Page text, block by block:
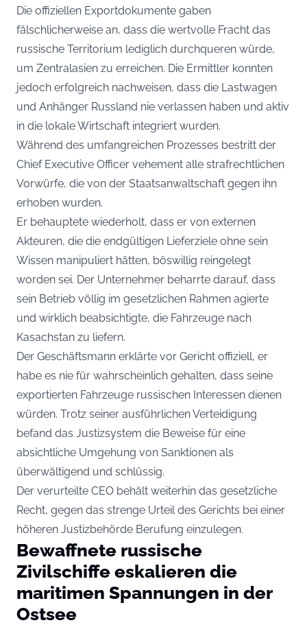
Die offiziellen Exportdokumente gaben
fälschlicherweise an, dass die wertvolle Fracht das
russische Territorium lediglich durchqueren würde,
um Zentralasien zu erreichen. Die Ermittler konnten
jedoch erfolgreich nachweisen, dass die Lastwagen
und Anhänger Russland nie verlassen haben und aktiv
in die lokale Wirtschaft integriert wurden.
Während des umfangreichen Prozesses bestritt der
Chief Executive Officer vehement alle strafrechtlichen
Vorwürfe, die von der Staatsanwaltschaft gegen ihn
erhoben wurden.
Er behauptete wiederholt, dass er von externen
Akteuren, die die endgültigen Lieferziele ohne sein
Wissen manipuliert hätten, böswillig reingelegt
worden sei. Der Unternehmer beharrte darauf, dass
sein Betrieb völlig im gesetzlichen Rahmen agierte
und wirklich beabsichtigte, die Fahrzeuge nach
Kasachstan zu liefern.
Der Geschäftsmann erklärte vor Gericht offiziell, er
habe es nie für wahrscheinlich gehalten, dass seine
exportierten Fahrzeuge russischen Interessen dienen
würden. Trotz seiner ausführlichen Verteidigung
befand das Justizsystem die Beweise für eine
absichtliche Umgehung von Sanktionen als
überwältigend und schlüssig.
Der verurteilte CEO behält weiterhin das gesetzliche
Recht, gegen das strenge Urteil des Gerichts bei einer
höheren Justizbehörde Berufung einzulegen.
Bewaffnete russische
Zivilschiffe eskalieren die
maritimen Spannungen in der
Ostsee